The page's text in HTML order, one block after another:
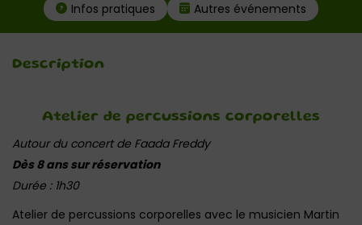
Infos pratiques Autres événements
Description
Atelier de percussions corporelles
Autour du concert de Faada Freddy
Dès 8 ans sur réservation
Durée : 1h30
Atelier de percussions corporelles avec le musicien Martin